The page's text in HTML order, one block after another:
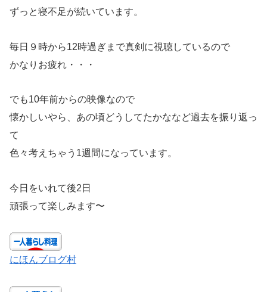
ずっと寝不足が続いています。
毎日９時から12時過ぎまで真剣に視聴しているので
かなりお疲れ・・・
でも10年前からの映像なので
懐かしいやら、あの頃どうしてたかななど過去を振り返っ
て
色々考えちゃう1週間になっています。
今日をいれて後2日
頑張って楽しみます〜
にほんブログ村